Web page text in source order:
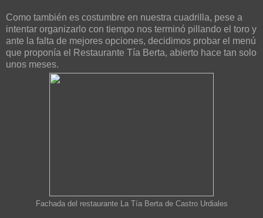
Como también es costumbre en nuestra cuadrilla, pese a
intentar organizarlo con tiempo nos terminó pillando el toro y
ante la falta de mejores opciones, decidimos probar el menú
que proponía el Restaurante Tía Berta, abierto hace tan solo
unos meses.
Fachada del restaurante La Tía Berta de Castro Urdiales